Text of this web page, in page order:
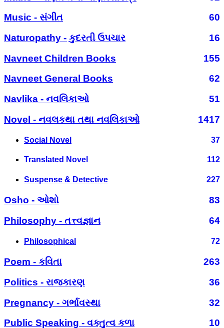
Music - સંગીત
60
Naturopathy - કુદરતી ઉપચાર
16
Navneet Children Books
155
Navneet General Books
62
Navlika - નવલિકાઓ
51
Novel - નવલકથા તથા નવલિકાઓ
1417
Social Novel 37
Translated Novel 112
Suspense & Detective 227
Osho - ઓશો
83
Philosophy - તત્ત્વજ્ઞાન
64
Philosophical 72
Poem - કવિતા
263
Politics - રાજકારણ
36
Pregnancy - ગર્ભાવસ્થા
32
Public Speaking - વક્તુત્વ કળા
10